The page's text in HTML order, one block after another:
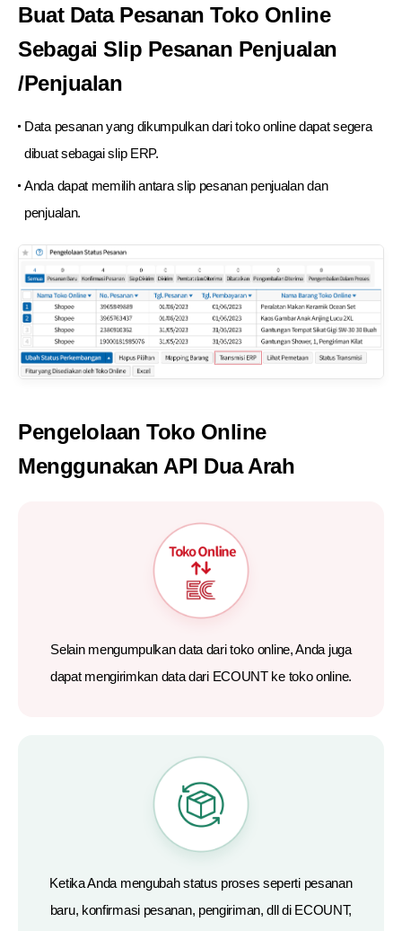
Buat Data Pesanan Toko Online
Sebagai Slip Pesanan Penjualan
/Penjualan
Data pesanan yang dikumpulkan dari toko online dapat segera
dibuat sebagai slip ERP.
Anda dapat memilih antara slip pesanan penjualan dan
penjualan.
Pengelolaan Toko Online
Menggunakan API Dua Arah
Selain mengumpulkan data dari toko online, Anda juga
dapat mengirimkan data dari ECOUNT ke toko online.
Ketika Anda mengubah status proses seperti pesanan
baru, konfirmasi pesanan, pengiriman, dll di ECOUNT,